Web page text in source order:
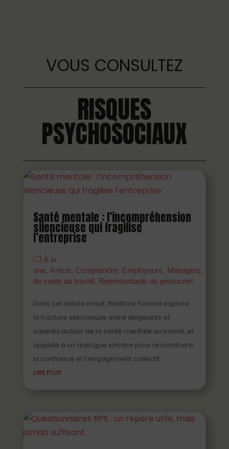
VOUS CONSULTEZ
RISQUES
PSYCHOSOCIAUX
Santé mentale : l’incompréhension
silencieuse qui fragilise
l’entreprise
À la
une Article Comprendre Employeurs Managers
de santé au travail
Représentants du personnel
Dans cet article incisif, Béatrice Fichera explore
la fracture silencieuse entre dirigeants et
salariés autour de la santé mentale au travail, et
appelle à un dialogue sincère pour reconstruire
la confiance et l’engagement collectif.
LIRE PLUS